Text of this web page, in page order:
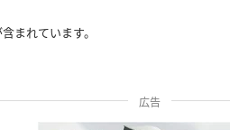
まれています。
広告